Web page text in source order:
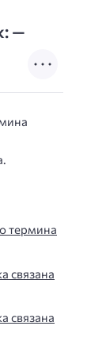
—
термина
связана
связана